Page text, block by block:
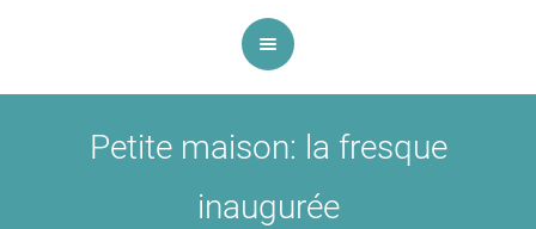
Petite maison: la fresque
inaugurée